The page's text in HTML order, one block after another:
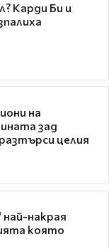
Карди Би и
на
зад
целия
най-накрая
която